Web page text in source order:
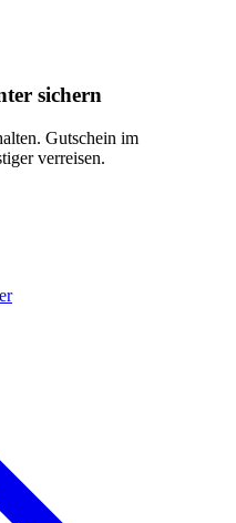
sichern
Gutschein im
verreisen.